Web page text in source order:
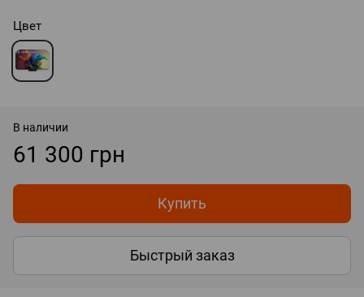
Цвет
В наличии
61 300 грн
Купить
Быстрый заказ